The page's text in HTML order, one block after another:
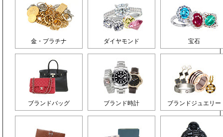
金・プラチナ ダイヤモンド 宝石
ブランドバッグ ブランド時計 ブランドジュエリー